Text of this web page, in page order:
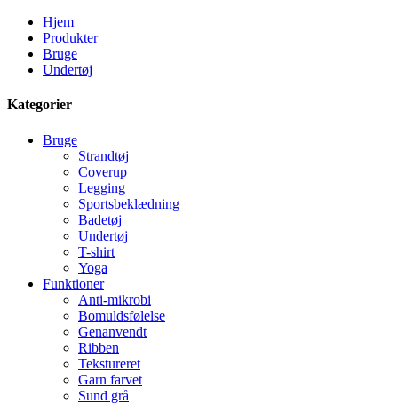
Hjem
Produkter
Bruge
Undertøj
Kategorier
Bruge
Strandtøj
Coverup
Legging
Sportsbeklædning
Badetøj
Undertøj
T-shirt
Yoga
Funktioner
Anti-mikrobi
Bomuldsfølelse
Genanvendt
Ribben
Tekstureret
Garn farvet
Sund grå